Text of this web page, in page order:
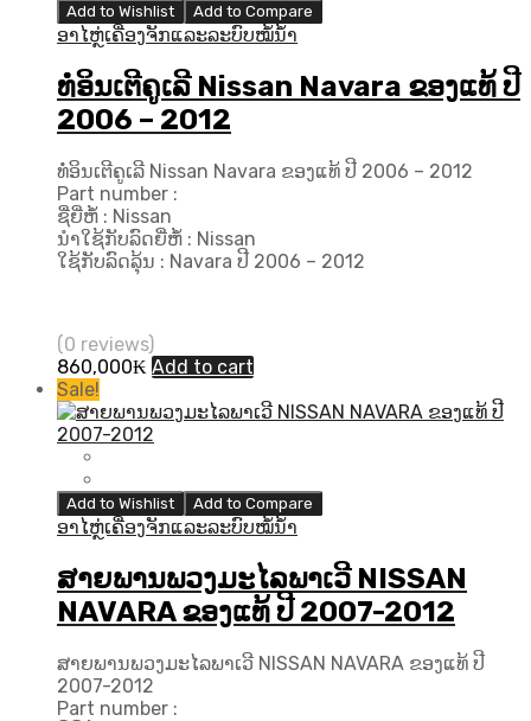
Add to Wishlist Add to Compare
ອາໄຫຼ່ເຄື່ອງຈັກແລະລະບົບໝໍ້ນ້ຳ
ທໍ່ອິນເຕີຄູເລີ Nissan Navara ຂອງແທ້ ປີ
2006 – 2012
ທໍ່ອິນເຕີຄູເລີ Nissan Navara ຂອງແທ້ ປີ 2006 – 2012
Part number :
ຊື່ຍີ່ຫໍ້ : Nissan
ນຳໃຊ້ກັບລົດຍີ່ຫໍ້ : Nissan
ໃຊ້ກັບລົດລຸ້ນ : Navara ປີ​ 2006 – 2012
(0 reviews)
860,000₭ Add to cart
Sale!
Add to Wishlist Add to Compare
ອາໄຫຼ່ເຄື່ອງຈັກແລະລະບົບໝໍ້ນ້ຳ
ສາຍພານພວງມະໄລພາເວີ NISSAN
NAVARA ຂອງແທ້ ປີ 2007-2012
ສາຍພານພວງມະໄລພາເວີ NISSAN NAVARA ຂອງແທ້ ປີ
2007-2012
Part number :